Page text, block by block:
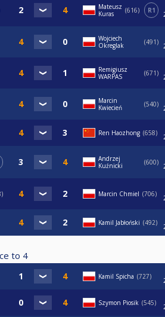
Mateusz
Kuras
616 R1
Wojciech
Okreglak
491
Remigiusz
WARPAS
671
Marcin
Kwiecień
540
Ren Haozhong 658
Andrzej
Kuźnicki
600
Marcin Chmiel 706
Kamil Jabłoński 492
to 4
Kamil Spicha 727
Szymon Piosik 545